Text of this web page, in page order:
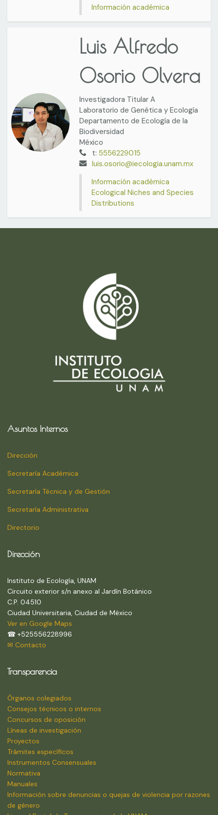
Información académica
Luis Alfredo
Osorio Olvera
Investigadora Titular A
Laboratorio de Genética y Ecología
Departamento de Ecología de la
Biodiversidad
México
t:5556229015
luis.osorio@iecologia.unam.mx
Información académica
Ecological Niches and Species
Distributions
Asuntos Internos
Dirección
Secretaría Académica
Secretaría Técnica y de Gestión
Secretaría Administrativa
Directorio
Dirección
Instituto de Ecología, UNAM
Circuito exterior s/n anexo al Jardín Botánico
C.P. 04510
Ciudad Universitaria, Ciudad de México
Ver en Google Maps
☎ +525556228996
✉ Contacto
Transparencia
Órganos colegiados
Consejos técnicos o internos
Concursos de oposición
Líneas de investigación
Proyectos
Trámites específicos
Instrumentos Consensuales
Normativa
Manuales
Información sobre denuncias o quejas de violencia por razones
de género